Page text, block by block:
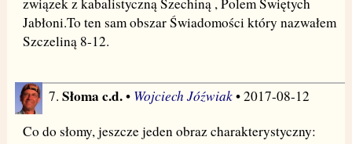
związek z kabalistyczną Szechiną , Polem Świętych
Jabłoni.To ten sam obszar Świadomości który nazwałem
Szczeliną 8-12.
7. Słoma c.d.• Wojciech Jóźwiak• 2017-08-12
Co do słomy, jeszcze jeden obraz charakterystyczny: